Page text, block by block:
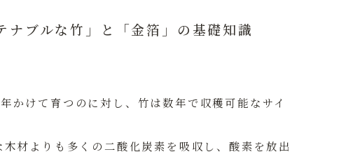
ブルな竹」と「金箔」の基礎知識
かけて育つのに対し、竹は数年で収穫可能なサイ
材よりも多くの二酸化炭素を吸収し、酸素を放出